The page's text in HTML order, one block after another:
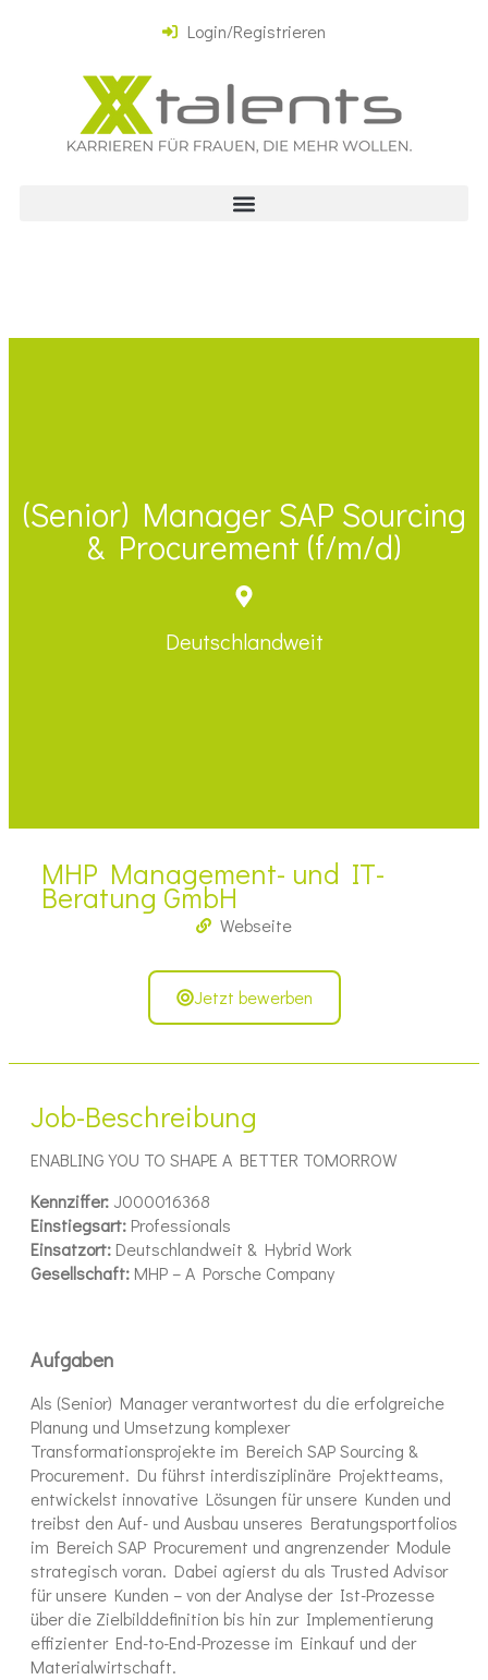
Login/Registrieren
(Senior) Manager SAP Sourcing
& Procurement (f/m/d)
Deutschlandweit
MHP Management- und IT-
Beratung GmbH
Webseite
Jetzt bewerben
Job-Beschreibung
ENABLING YOU TO SHAPE A BETTER TOMORROW
Kennziffer: J000016368
Einstiegsart: Professionals
Einsatzort: Deutschlandweit & Hybrid Work
Gesellschaft: MHP – A Porsche Company
Aufgaben
Als (Senior) Manager verantwortest du die erfolgreiche
Planung und Umsetzung komplexer
Transformationsprojekte im Bereich SAP Sourcing &
Procurement. Du führst interdisziplinäre Projektteams,
entwickelst innovative Lösungen für unsere Kunden und
treibst den Auf- und Ausbau unseres Beratungsportfolios
im Bereich SAP Procurement und angrenzender Module
strategisch voran. Dabei agierst du als Trusted Advisor
für unsere Kunden – von der Analyse der Ist-Prozesse
über die Zielbilddefinition bis hin zur Implementierung
effizienter End-to-End-Prozesse im Einkauf und der
Materialwirtschaft.